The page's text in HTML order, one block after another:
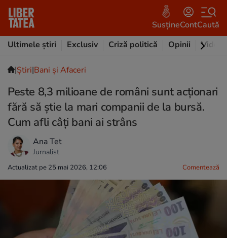
SusțineContCaută
Ultimele știri
Exclusiv Criză politică Opinii Video
|Ştiri|Bani și Afaceri
Peste 8,3 milioane de români sunt acționari
fără să știe la mari companii de la bursă.
Cum afli câți bani ai strâns
Ana Tet
Jurnalist
Actualizat pe 25 mai 2026, 12:06 Comentează